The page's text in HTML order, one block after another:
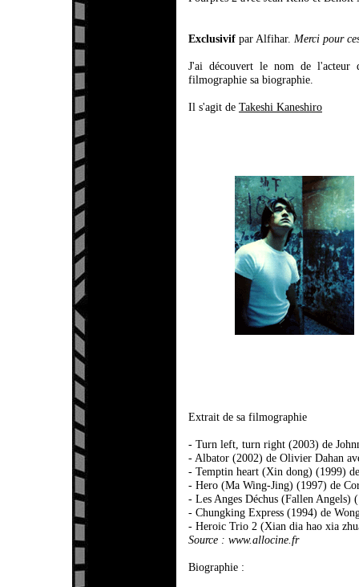
Exclusivif par Alfihar. Merci pour
J'ai découvert le nom de l'acteur
filmographie sa biographie.
Il s'agit de Takeshi Kaneshiro
Extrait de sa filmographie
- Turn left, turn right (2003) de
- Albator (2002) de Olivier Dahan
- Temptin heart (Xin dong) (1999)
- Hero (Ma Wing-Jing) (1997) de
- Les Anges Déchus (Fallen Angels)
- Chungking Express (1994) de
- Heroic Trio 2 (Xian dia hao xia
Source : www.allocine.fr
Biographie :